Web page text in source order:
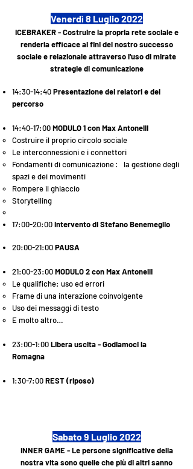
Venerdì 8 Luglio 2022
ICEBRAKER - Costruire la propria rete sociale e
renderla efficace ai fini del nostro successo
sociale e relazionale attraverso l'uso di mirate
strategie di comunicazione
14:30-14:40Presentazione dei relatori e del
percorso
14:40-17:00MODULO 1 con Max Antonelli
​Costruire il proprio circolo sociale
Le interconnessioni e i connettori
Fondamenti di comunicazione : la gestione degli
spazi e dei movimenti
Rompere il ghiaccio
Storytelling
17:00-20:00Intervento di Stefano Benemeglio
20:00-21:00PAUSA
21:00-23:00MODULO 2 con Max Antonelli
​Le qualifiche: uso ed errori
Frame di una interazione coinvolgente
Uso dei messaggi di testo
E molto altro…
23:00-1:00Libera uscita - Godiamoci la
Romagna
1:30-7:00REST (riposo)
Sabato 9 Luglio 2022
INNER GAME - Le persone significative della
nostra vita sono quelle che più di altri sanno